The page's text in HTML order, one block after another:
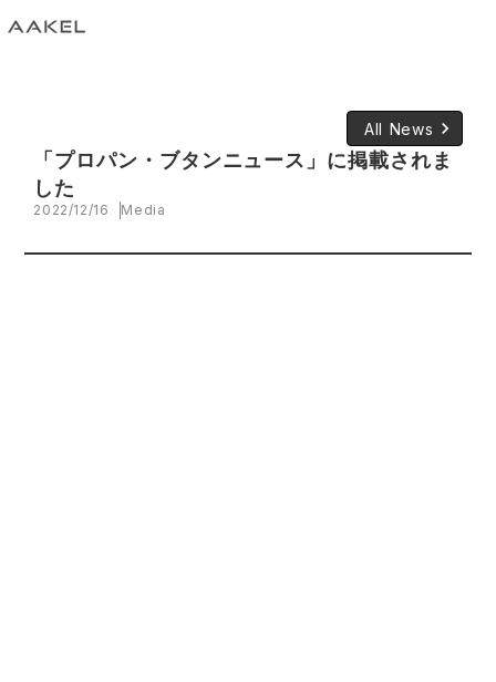
All News keyboard_arrow_right
「プロパン・ブタンニュース」に掲載されま
した
2022/12/16 Media